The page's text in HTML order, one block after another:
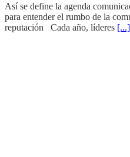
Así se define la agenda
para entender el rumbo de la
reputación Cada año, líderes [...]